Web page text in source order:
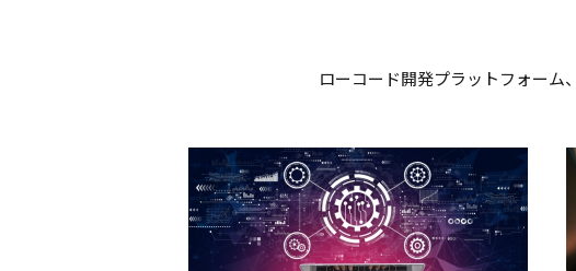
ローコード開発プラットフォーム